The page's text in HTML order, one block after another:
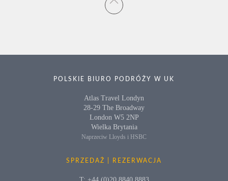
POLSKIE BIURO PODRÓŻY W UK
Atlas Travel Londyn
28-29 The Broadway
London W5 2NP
Wielka Brytania
Naprzeciw Lloyds i HSBC
SPRZEDAŻ | REZERWACJA
T: +44 (0)20 8840 8883